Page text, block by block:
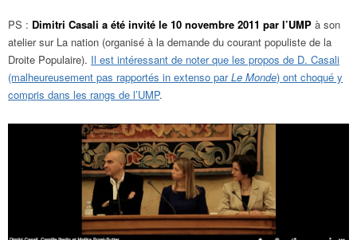
PS : Dimitri Casali a été invité le 10 novembre 2011 par l’UMP à son
atelier sur La nation (organisé à la demande du courant populiste de la
Droite Populaire). Il est intéressant de noter que les propos de D. Casali
(malheureusement pas rapportés in extenso parLe Monde) ont choqué y
compris dans les rangs de l’UMP.